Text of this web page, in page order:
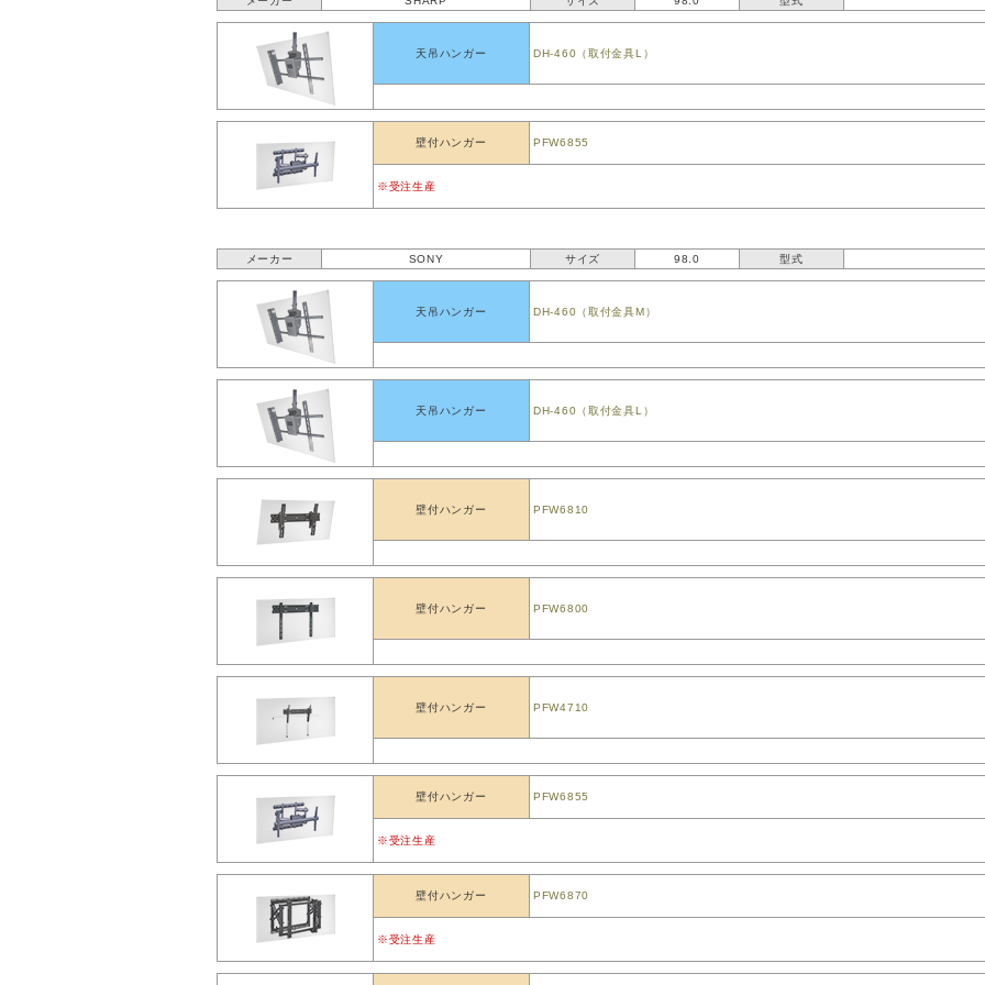
天吊ハンガー DH-460（取付金具L）
壁付ハンガー PFW6855
※受注生産
メーカー SONY サイズ 98.0 型式
天吊ハンガー DH-460（取付金具M）
天吊ハンガー DH-460（取付金具L）
壁付ハンガー PFW6810
壁付ハンガー PFW6800
壁付ハンガー PFW4710
壁付ハンガー PFW6855
※受注生産
壁付ハンガー PFW6870
※受注生産